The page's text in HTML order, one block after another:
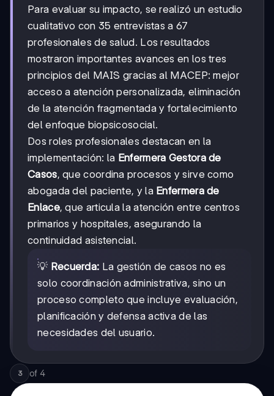
Para evaluar su impacto, se realizó un estudio
cualitativo con 35 entrevistas a 67
profesionales de salud. Los resultados
mostraron importantes avances en los tres
principios del MAIS gracias al MACEP: mejor
acceso a atención personalizada, eliminación
de la atención fragmentada y fortalecimiento
del enfoque biopsicosocial.
Dos roles profesionales destacan en la
implementación: la Enfermera Gestora de
Casos, que coordina procesos y sirve como
abogada del paciente, y la Enfermera de
Enlace, que articula la atención entre centros
primarios y hospitales, asegurando la
continuidad asistencial.
💡 Recuerda: La gestión de casos no es
solo coordinación administrativa, sino un
proceso completo que incluye evaluación,
planificación y defensa activa de las
necesidades del usuario.
3 of 4